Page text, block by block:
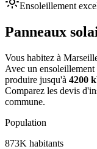
Ensoleillement
Panneaux
Vous habitez à
Avec un ensoleillement
produire jusqu'à 4200
Comparez les devis
commune.
Population
873K habitants